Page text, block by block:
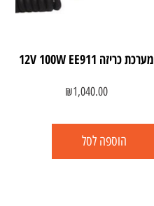
מערכת כריזה 12V 100W EE911
₪1,040.00
הוספה לסל